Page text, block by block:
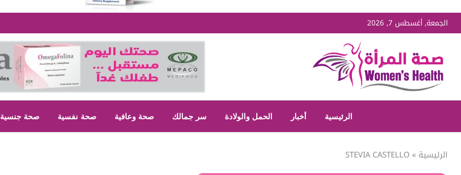
الجمعة, أغسطس 7, 2026
الرئيسية أخبار الحمل والولادة سر جمالك صحة وعافية صحة نفسية صحة جنسية
الرئيسية »
STEVIA CASTELLO